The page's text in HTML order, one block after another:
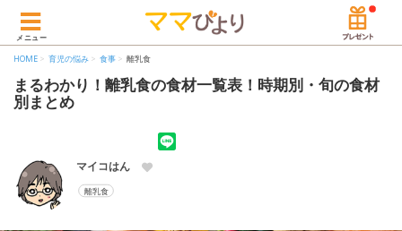
メニュー
HOME 育児の悩み 食事 離乳食
まるわかり！離乳食の食材一覧表！時期別・旬の食材
別まとめ
マイコはん
離乳食